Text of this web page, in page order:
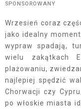
SPONSOROWANY
Wrzesień coraz
jako idealny
wypraw spadają,
wielu zakątkach
plażowaniu,
najlepiej spędzić
Chorwacji czy
po włoskie miasta